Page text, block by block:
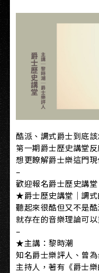
酷派、調式爵士到底
第一期爵士歷史講堂
想更瞭解爵士樂這門現
–
歡迎報名爵士歷史講堂
★爵士歷史講堂｜調
聽起來很酷但又不是
就存在的音樂理論可以
–
★主講：黎時潮
知名爵士樂評人、曾
主持人，著有《爵士樂